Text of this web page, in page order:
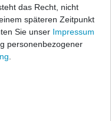
ambitionierten Fahrer
das Recht, nicht
späteren Zeitpunkt
Sie unser Impressum
personenbezogener